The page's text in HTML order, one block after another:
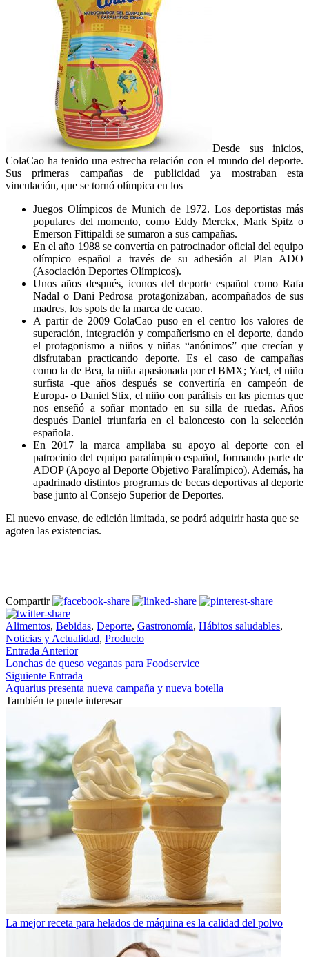
Desde sus inicios,
ColaCao ha tenido una estrecha relación con el mundo del deporte.
Sus primeras campañas de publicidad ya mostraban esta
vinculación, que se tornó olímpica en los
Juegos Olímpicos de Munich de 1972. Los deportistas más
populares del momento, como Eddy Merckx, Mark Spitz o
Emerson Fittipaldi se sumaron a sus campañas.
En el año 1988 se convertía en patrocinador oficial del equipo
olímpico español a través de su adhesión al Plan ADO
(Asociación Deportes Olímpicos).
Unos años después, iconos del deporte español como Rafa
Nadal o Dani Pedrosa protagonizaban, acompañados de sus
madres, los spots de la marca de cacao.
A partir de 2009 ColaCao puso en el centro los valores de
superación, integración y compañerismo en el deporte, dando
el protagonismo a niños y niñas “anónimos” que crecían y
disfrutaban practicando deporte. Es el caso de campañas
como la de Bea, la niña apasionada por el BMX; Yael, el niño
surfista -que años después se convertiría en campeón de
Europa- o Daniel Stix, el niño con parálisis en las piernas que
nos enseñó a soñar montado en su silla de ruedas. Años
después Daniel triunfaría en el baloncesto con la selección
española.
En 2017 la marca ampliaba su apoyo al deporte con el
patrocinio del equipo paralímpico español, formando parte de
ADOP (Apoyo al Deporte Objetivo Paralímpico). Además, ha
apadrinado distintos programas de becas deportivas al deporte
base junto al Consejo Superior de Deportes.
El nuevo envase, de edición limitada, se podrá adquirir hasta que se
agoten las existencias.
Compartir
Alimentos, Bebidas, Deporte, Gastronomía, Hábitos saludables,
Noticias y Actualidad, Producto
Entrada Anterior
Lonchas de queso veganas para Foodservice
Siguiente Entrada
Aquarius presenta nueva campaña y nueva botella
También te puede interesar
La mejor receta para helados de máquina es la calidad del polvo